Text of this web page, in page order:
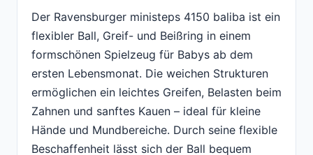
Der Ravensburger ministeps 4150 baliba ist ein
flexibler Ball, Greif- und Beißring in einem
formschönen Spielzeug für Babys ab dem
ersten Lebensmonat. Die weichen Strukturen
ermöglichen ein leichtes Greifen, Belasten beim
Zahnen und sanftes Kauen – ideal für kleine
Hände und Mundbereiche. Durch seine flexible
Beschaffenheit lässt sich der Ball bequem